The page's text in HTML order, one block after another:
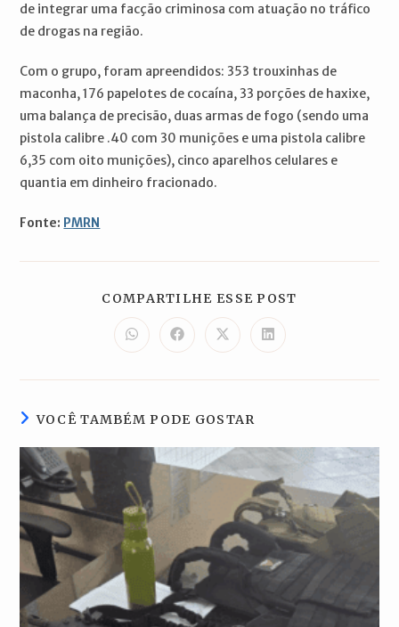
de integrar uma facção criminosa com atuação no tráfico
de drogas na região.
Com o grupo, foram apreendidos: 353 trouxinhas de
maconha, 176 papelotes de cocaína, 33 porções de haxixe,
uma balança de precisão, duas armas de fogo (sendo uma
pistola calibre .40 com 30 munições e uma pistola calibre
6,35 com oito munições), cinco aparelhos celulares e
quantia em dinheiro fracionado.
Fonte: PMRN
COMPARTILHE ESSE POST
Abre
em
nova
Abre
em
nova
Abre
em
nova
Abre
em
nova
VOCÊ TAMBÉM PODE GOSTAR